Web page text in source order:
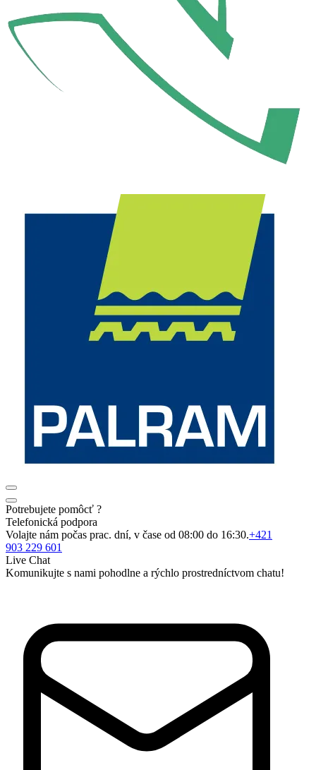
Potrebujete pomôcť ?
Telefonická podpora
Volajte nám počas prac. dní, v čase od 08:00 do 16:30.+421
903 229 601
Live Chat
Komunikujte s nami pohodlne a rýchlo prostredníctvom chatu!